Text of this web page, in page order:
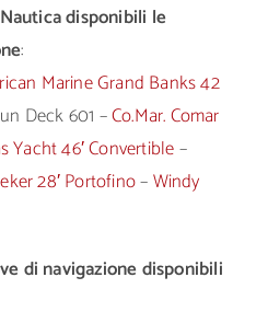
disponibili le
:
Marine Grand Banks 42
Deck 601 –Co.Mar. Comar
Yacht 46′ Convertible–
28′ Portofino–Windy
di navigazione disponibili